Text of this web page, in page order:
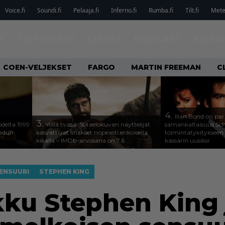
Voice.fi Soundi.fi Pelaaja.fi Inferno.fi Rumba.fi Tilt.fi
COEN-VELJEKSET FARGO MARTIN FREEMAN
1999
3. Yöllä tv:ssä: Sotaelokuvan näyttelijät
kasvattivat lihakset nopeasti erikoisella
kikalla – IMDb-arvosana on 7,6
4. Illan Bond on
samankaltaisuus
toimintatykitykseen
kässärin uusiksi
STEPHEN KING
Stephen